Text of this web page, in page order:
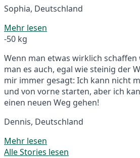
Sophia, Deutschland
Mehr lesen
-50 kg
Wenn man etwas wirklich
man es auch, egal wie steinig der
mir immer gesagt: Ich kann nicht
und von vorne starten, aber ich
einen neuen Weg gehen!
Dennis, Deutschland
Mehr lesen
Alle Stories lesen